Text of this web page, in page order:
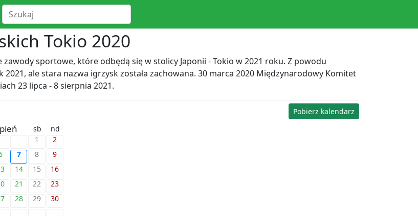
Tokio 2020
sportowe, które odbędą się w stolicy Japonii - Tokio w 2021 roku. Z powodu
2021, ale stara nazwa igrzysk została zachowana. 30 marca 2020 Międzynarodowy Komitet
23 lipca - 8 sierpnia 2021.
Pobierz kalendarz
sb
nd
1
2
7 8
9
14 15
16
21 22
23
28 29
30